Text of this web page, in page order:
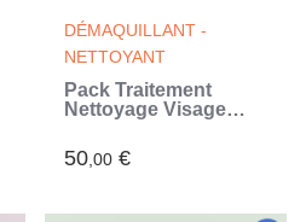
DÉMAQUILLANT -
NETTOYANT
Pack Traitement
Nettoyage Visage
50,00 €